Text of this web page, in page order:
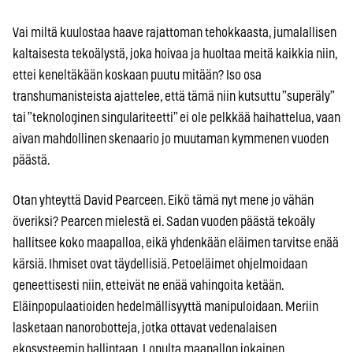
Vai miltä kuulostaa haave rajattoman tehokkaasta, jumalallisen
kaltaisesta tekoälystä, joka hoivaa ja huoltaa meitä kaikkia niin,
ettei keneltäkään koskaan puutu mitään? Iso osa
transhumanisteista ajattelee, että tämä niin kutsuttu ”superäly”
tai ”teknologinen singulariteetti” ei ole pelkkää haihattelua, vaan
aivan mahdollinen skenaario jo muutaman kymmenen vuoden
päästä.
Otan yhteyttä David Pearceen. Eikö tämä nyt mene jo vähän
överiksi? Pearcen mielestä ei. Sadan vuoden päästä tekoäly
hallitsee koko maapalloa, eikä yhdenkään eläimen tarvitse enää
kärsiä. Ihmiset ovat täydellisiä. Petoeläimet ohjelmoidaan
geneettisesti niin, etteivät ne enää vahingoita ketään.
Eläinpopulaatioiden hedelmällisyyttä manipuloidaan. Meriin
lasketaan nanorobotteja, jotka ottavat vedenalaisen
ekosysteemin hallintaan. Lopulta maapallon jokainen